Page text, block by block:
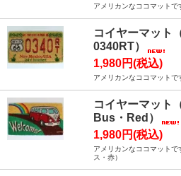
アメリカンなココマットで
コイヤーマット
0340RT）
1,980円(税込)
アメリカンなココマットで
コイヤーマット
Bus・Red）
1,980円(税込)
アメリカンなココマット
ス・赤）